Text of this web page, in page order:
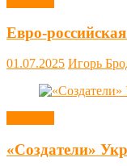
Евро-
01.07.2025 Игорь
«Создатели»